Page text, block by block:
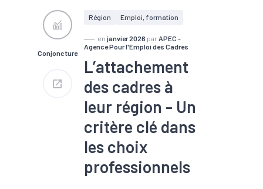
#Recrutement
#Services
Conjoncture
Région Emploi, formation
en janvier 2026 par APEC -
Agence Pour l'Emploi des Cadres
L’attachement
des cadres à
leur région - Un
critère clé dans
les choix
professionnels